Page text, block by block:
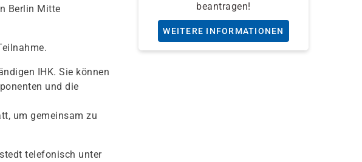
Berlin Mitte
IHK. Sie können
und die
um gemeinsam zu
telefonisch unter
beantragen!
WEITERE INFORMATIONEN